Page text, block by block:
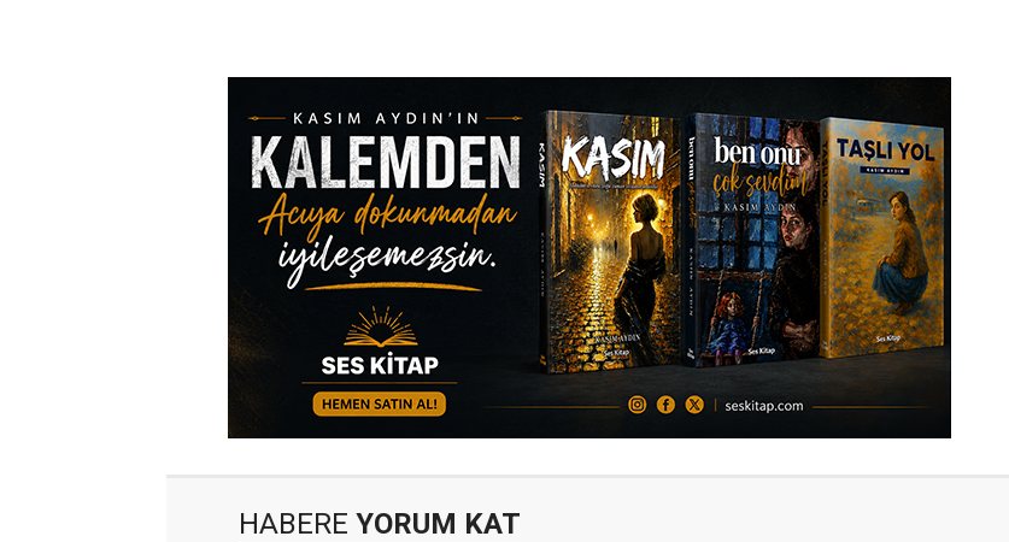
HABERE YORUM KAT